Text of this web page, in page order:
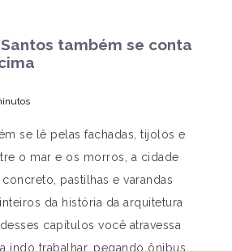
também se conta
se lê pelas fachadas, tijolos e
o mar e os morros, a cidade
pastilhas e varandas
da história da arquitetura
capítulos você atravessa
indo trabalhar, pegando ônibus